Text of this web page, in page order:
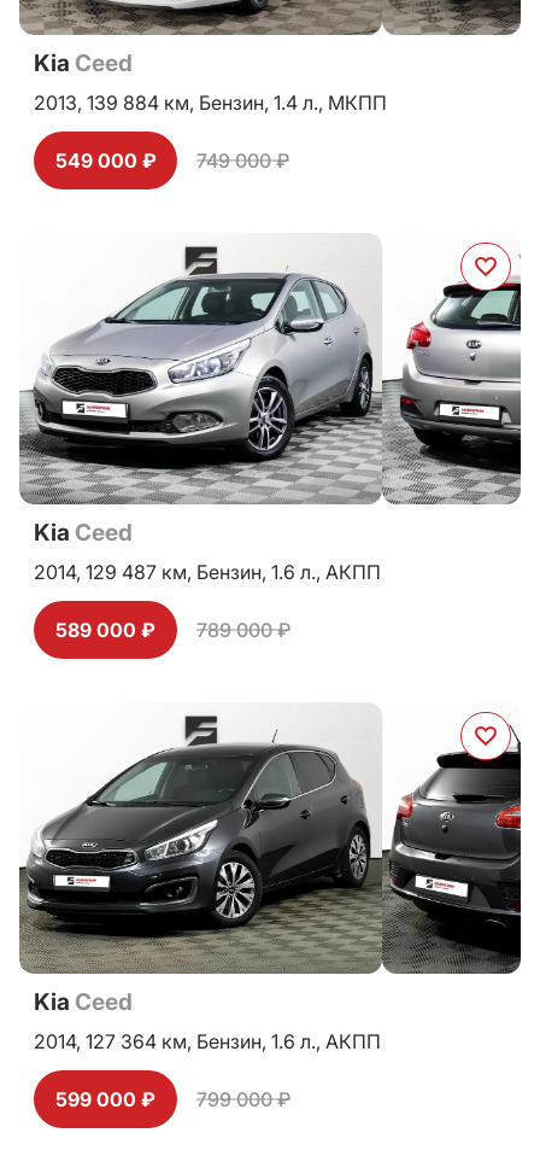
Kia Ceed
2013, 139 884 км, Бензин, 1.4 л., МКПП
549 000 ₽ 749 000 ₽
Kia Ceed
2014, 129 487 км, Бензин, 1.6 л., АКПП
589 000 ₽ 789 000 ₽
Kia Ceed
2014, 127 364 км, Бензин, 1.6 л., АКПП
599 000 ₽ 799 000 ₽